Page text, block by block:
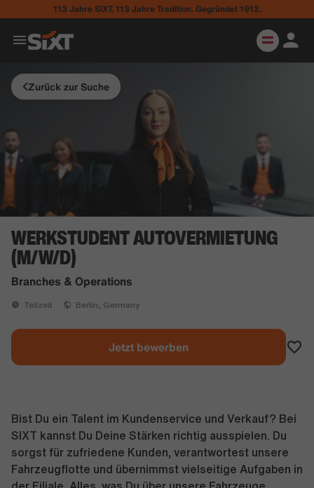
113 Jahre SIXT. 113 Jahre Tradition. Gegründet 1912.
Zurück zur Suche
WERKSTUDENT AUTOVERMIETUNG
(M/W/D)
Branches & Operations
Teilzeit Berlin, Germany
Jetzt bewerben
Bist Du ein Talent im Kundenservice und Verkauf? Bei
SIXT kannst Du Deine Stärken richtig ausspielen. Du
sorgst für zufriedene Kunden, verantwortest unsere
Fahrzeugflotte und übernimmst vielseitige Aufgaben in